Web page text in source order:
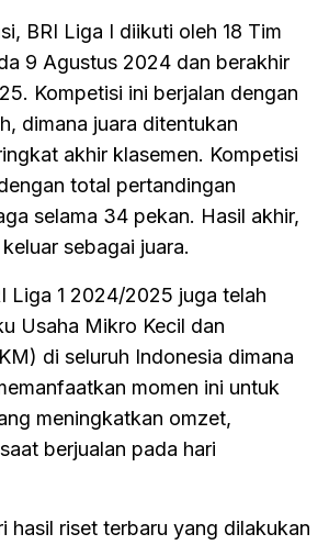
BRI Liga I diikuti oleh 18 Tim
9 Agustus 2024 dan berakhir
Kompetisi ini berjalan dengan
dimana juara ditentukan
akhir klasemen. Kompetisi
total pertandingan
selama 34 pekan. Hasil akhir,
sebagai juara.
Liga 1 2024/2025 juga telah
Usaha Mikro Kecil dan
di seluruh Indonesia dimana
momen ini untuk
meningkatkan omzet,
berjualan pada hari
hasil riset terbaru yang dilakukan